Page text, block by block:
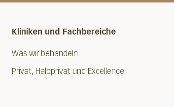
Kliniken und Fachbereiche
Was wir behandeln
Privat, Halbprivat und Excellence